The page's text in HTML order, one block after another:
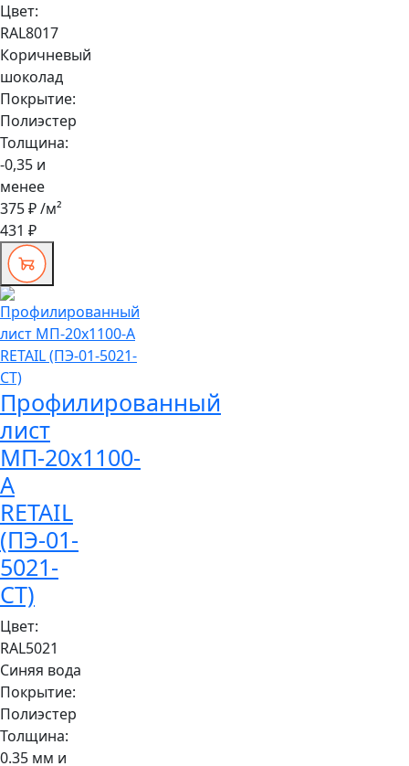
Цвет:
RAL8017
Коричневый
шоколад
Покрытие:
Полиэстер
Толщина:
-0,35 и
менее
375 ₽/м²
431 ₽
Профилированный
лист
МП-20x1100-
A
RETAIL
(ПЭ-01-
5021-
СТ)
Цвет:
RAL5021
Синяя вода
Покрытие:
Полиэстер
Толщина:
0.35 мм и